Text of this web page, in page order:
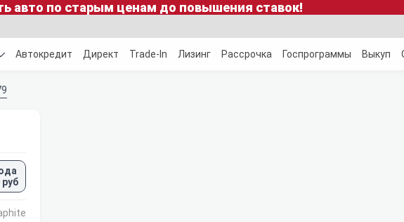
авто по старым ценам до повышения ставок!
Автокредит Директ Trade-In Лизинг Рассрочка Госпрограммы Выкуп